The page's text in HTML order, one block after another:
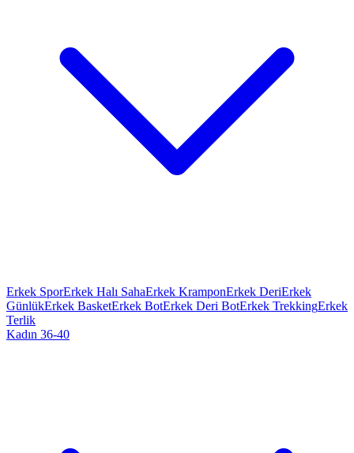
Erkek SporErkek Halı SahaErkek KramponErkek DeriErkek
GünlükErkek BasketErkek BotErkek Deri BotErkek TrekkingErkek
Terlik
Kadın 36-40